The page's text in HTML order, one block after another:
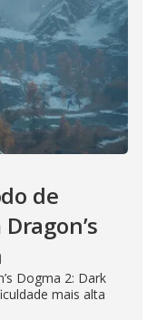
de
Dogma 2: Dark
mais alta